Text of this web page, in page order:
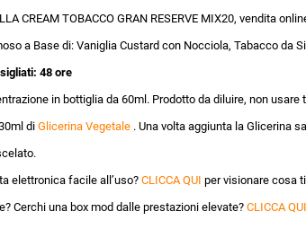
CREAM TOBACCO GRAN RESERVE MIX20, vendita
a Base di: Vaniglia Custard con Nocciola, Tabacco da
48 ore
in bottiglia da 60ml. Prodotto da diluire, non usare
diGlicerina Vegetale . Una volta aggiunta la Glicerina
elettronica facile all’uso?CLICCA QUI per visionare cosa
Cerchi una box mod dalle prestazioni elevate? CLICCA QUI